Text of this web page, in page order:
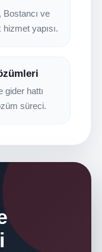
Bostancı ve
yapısı.
gider hattı
süreci.